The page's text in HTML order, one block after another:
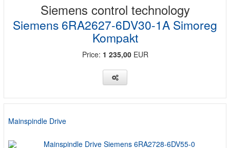
Siemens control technology
Siemens 6RA2627-6DV30-1A Simoreg
Kompakt
Price: 1 235,00EUR
Mainspindle Drive